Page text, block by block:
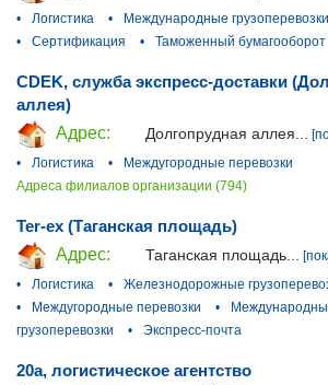
•
Логистика •
Международные грузоперевозки
•
Сертификация • Таможенный бумагооборот
CDEK, служба экспресс-доставки
аллея)
Адрес:
Долгопрудная аллея...
•
Логистика •
Междугородные перевозки
Адреса филиалов организации (794)
Ter-ex (Таганская площадь)
Адрес:
Таганская площадь...
•
Логистика •
Железнодорожные
•
Междугородные перевозки •
грузоперевозки
• Экспресс-почта
20а, логистическое агентство